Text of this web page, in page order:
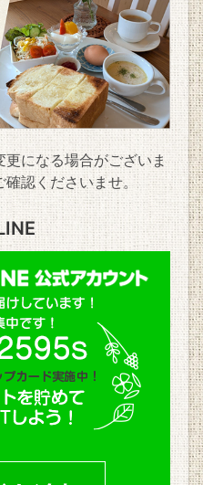
になる場合がございま
確認くださいませ。